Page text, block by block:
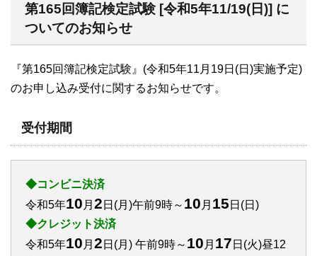
第165回簿記検定試験 [令和5年11/19(日)] に
ついてのお知らせ
『第165回簿記検定試験』(令和5年11月19日(日)実施予定)
のお申し込み受付に関するお知らせです。
受付期間
◆コンビニ決済
令和5年10 月 2 日(月)午前9時～ 10 月 15 日(日)
◆クレジット決済
令和5年10 月 2 日(月) 午前9時～ 10 月 17 日(火)昼12